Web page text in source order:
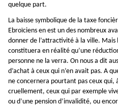
quelque part.
La baisse symbolique de la taxe
Ebroïciens en est un des nombreux
donner de l’attractivité à la ville. Mais
constituera en réalité qu’une
personne ne la verra. On nous a dit
d’achat à ceux qui n’en avait pas. A
ne concernera pourtant pas ceux qui,
cruellement, ceux qui par exemple
ou d’une pension d’invalidité, ou